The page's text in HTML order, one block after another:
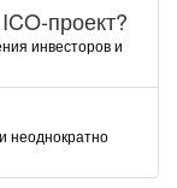
проект?
инвесторов и
неоднократно